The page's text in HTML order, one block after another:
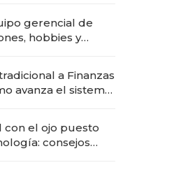
gerencial de
hobbies y
a Finanzas
avanza el sistema
con el ojo puesto
consejos